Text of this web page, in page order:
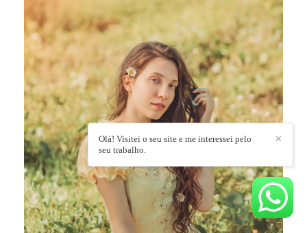
✕
Olá! Visitei o seu site e me interessei pelo
seu trabalho.